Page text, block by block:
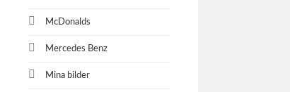
McDonalds
Mercedes Benz
Mina bilder